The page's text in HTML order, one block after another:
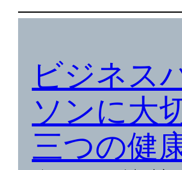
ビジネス
ソンに大
三つの健